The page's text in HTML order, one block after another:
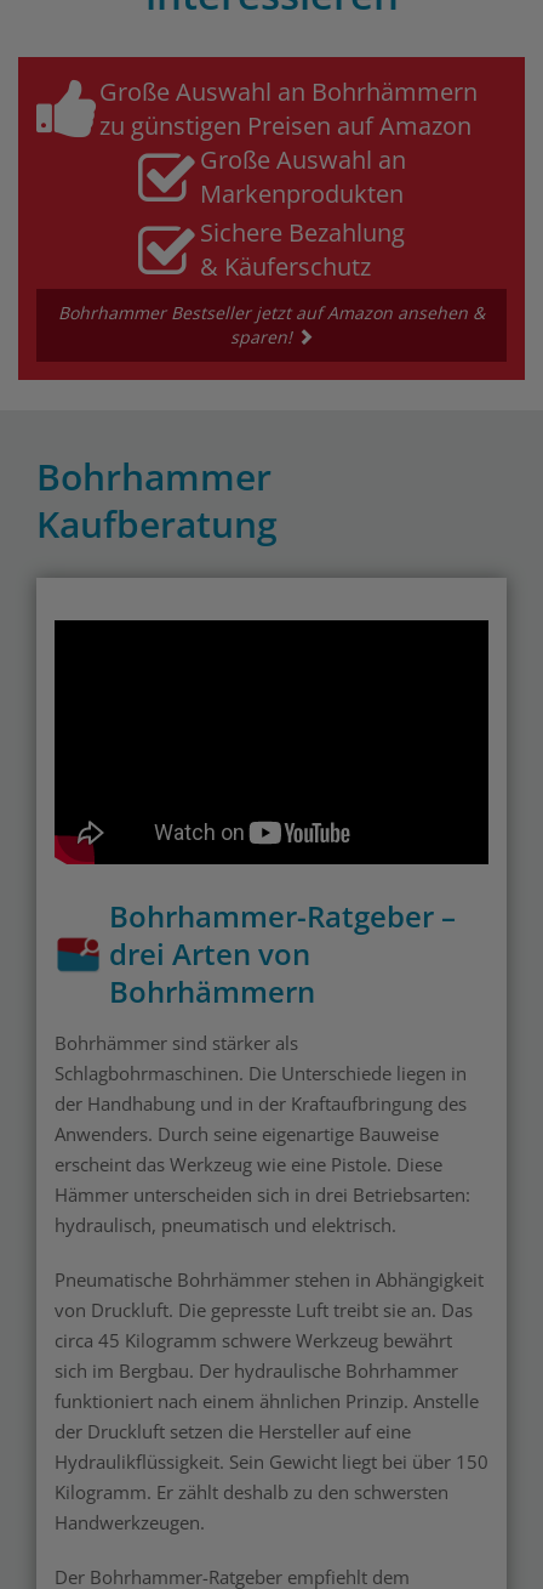
Große Auswahl an Bohrhämmern
zu günstigen Preisen auf Amazon
Große Auswahl an
Markenprodukten
Sichere Bezahlung
& Käuferschutz
Bohrhammer Bestseller jetzt auf Amazon ansehen &
sparen!
Bohrhammer
Kaufberatung
Bohrhammer-Ratgeber –
drei Arten von
Bohrhämmern
Bohrhämmer sind stärker als
Schlagbohrmaschinen. Die Unterschiede liegen in
der Handhabung und in der Kraftaufbringung des
Anwenders. Durch seine eigenartige Bauweise
erscheint das Werkzeug wie eine Pistole. Diese
Hämmer unterscheiden sich in drei Betriebsarten:
hydraulisch, pneumatisch und elektrisch.
Pneumatische Bohrhämmer stehen in Abhängigkeit
von Druckluft. Die gepresste Luft treibt sie an. Das
circa 45 Kilogramm schwere Werkzeug bewährt
sich im Bergbau. Der hydraulische Bohrhammer
funktioniert nach einem ähnlichen Prinzip. Anstelle
der Druckluft setzen die Hersteller auf eine
Hydraulikflüssigkeit. Sein Gewicht liegt bei über 150
Kilogramm. Er zählt deshalb zu den schwersten
Handwerkzeugen.
Der Bohrhammer-Ratgeber empfiehlt dem